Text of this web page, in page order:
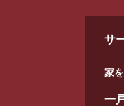
サ
家
一